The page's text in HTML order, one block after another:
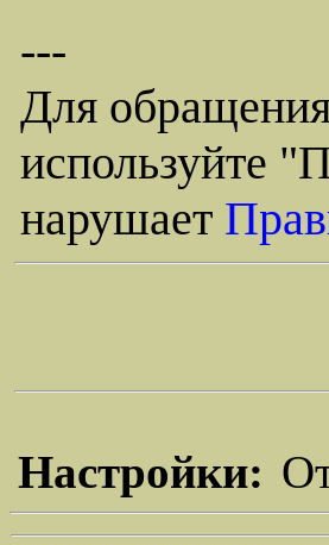
---
Для
используйте
нарушает
Настройки: